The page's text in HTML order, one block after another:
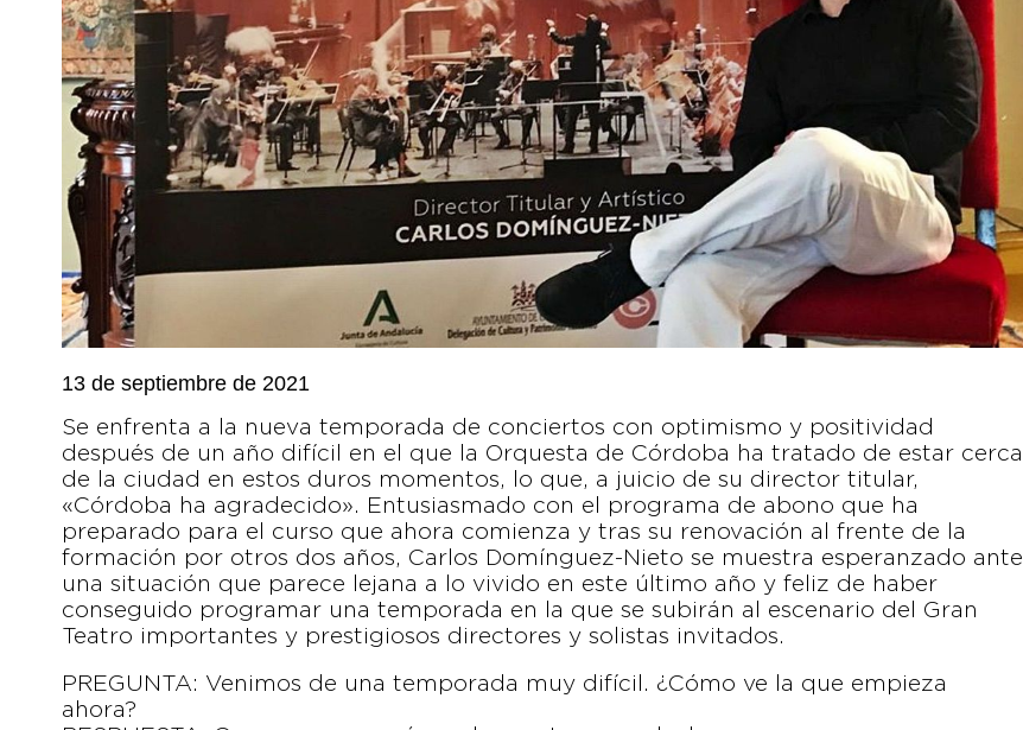
13 de septiembre de 2021
Se enfrenta a la nueva temporada de conciertos con optimismo y positividad
después de un año difícil en el que la Orquesta de Córdoba ha tratado de estar cerca
de la ciudad en estos duros momentos, lo que, a juicio de su director titular,
«Córdoba ha agradecido». Entusiasmado con el programa de abono que ha
preparado para el curso que ahora comienza y tras su renovación al frente de la
formación por otros dos años, Carlos Domínguez-Nieto se muestra esperanzado ante
una situación que parece lejana a lo vivido en este último año y feliz de haber
conseguido programar una temporada en la que se subirán al escenario del Gran
Teatro importantes y prestigiosos directores y solistas invitados.
PREGUNTA: Venimos de una temporada muy difícil. ¿Cómo ve la que empieza
ahora?